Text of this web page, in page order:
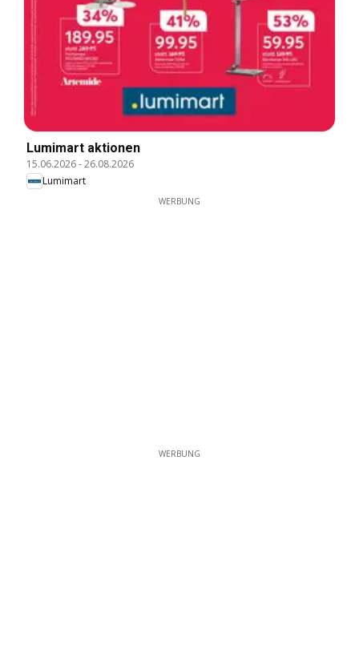
Lumimart aktionen
15.06.2026-26.08.2026
Lumimart
WERBUNG
WERBUNG